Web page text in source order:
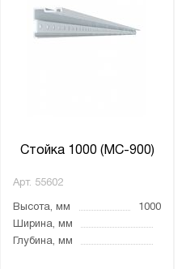
Стойка 1000 (МС-900)
Арт. 55602
Высота, мм
1000
Ширина, мм
Глубина, мм